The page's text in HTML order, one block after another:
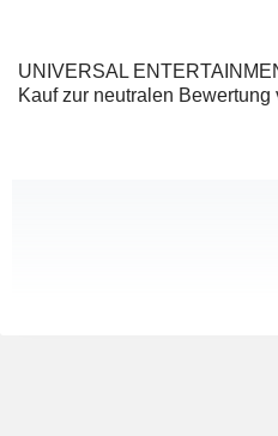
UNIVERSAL
Kauf zur neutralen Bewertung